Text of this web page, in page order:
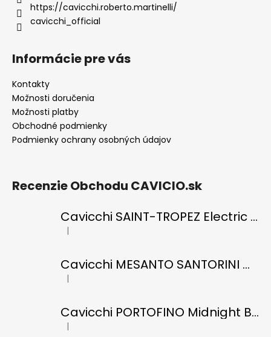
https://cavicchi.roberto.martinelli/
cavicchi_official
Informácie pre vás
Kontakty
Možnosti doručenia
Možnosti platby
Obchodné podmienky
Podmienky ochrany osobných údajov
Recenzie Obchodu CAVICIO.sk
Cavicchi SAINT-TROPEZ Electric Blue di RICCI
Hodnotenie produktu je 5 z 5 hviezdičiek.
|
Cavicchi MESANTO SANTORINI Oil Green di ROMANO
Hodnotenie produktu je 5 z 5 hviezdičiek.
|
Cavicchi PORTOFINO Midnight Black di RICCI
Hodnotenie produktu je 5 z 5 hviezdičiek.
|